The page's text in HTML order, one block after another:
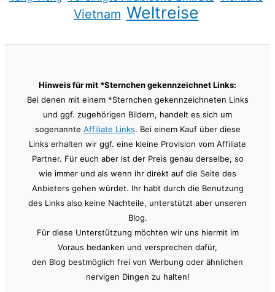
Vietnam Weltreise
Hinweis für mit *Sternchen gekennzeichnet Links:
Bei denen mit einem *Sternchen gekennzeichneten Links
und ggf. zugehörigen Bildern, handelt es sich um
sogenannte Affiliate Links. Bei einem Kauf über diese
Links erhalten wir ggf. eine kleine Provision vom Affiliate
Partner. Für euch aber ist der Preis genau derselbe, so
wie immer und als wenn ihr direkt auf die Seite des
Anbieters gehen würdet. Ihr habt durch die Benutzung
des Links also keine Nachteile, unterstützt aber unseren
Blog.
Für diese Unterstützung möchten wir uns hiermit im
Voraus bedanken und versprechen dafür,
den Blog bestmöglich frei von Werbung oder ähnlichen
nervigen Dingen zu halten!